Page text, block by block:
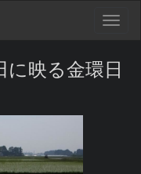
に映る金環日